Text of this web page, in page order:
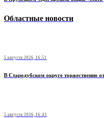
Областные новости
5 августа 2026, 16:51
В Стародубском округе торжественно
5 августа 2026, 16:43